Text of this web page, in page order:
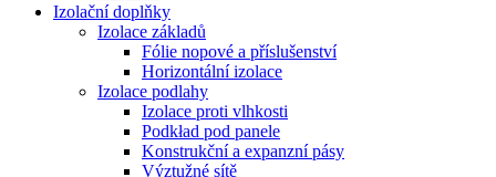
Izolační doplňky
Izolace základů
Fólie nopové a příslušenství
Horizontální izolace
Izolace podlahy
Izolace proti vlhkosti
Podkład pod panele
Konstrukční a expanzní pásy
Výztužné sítě